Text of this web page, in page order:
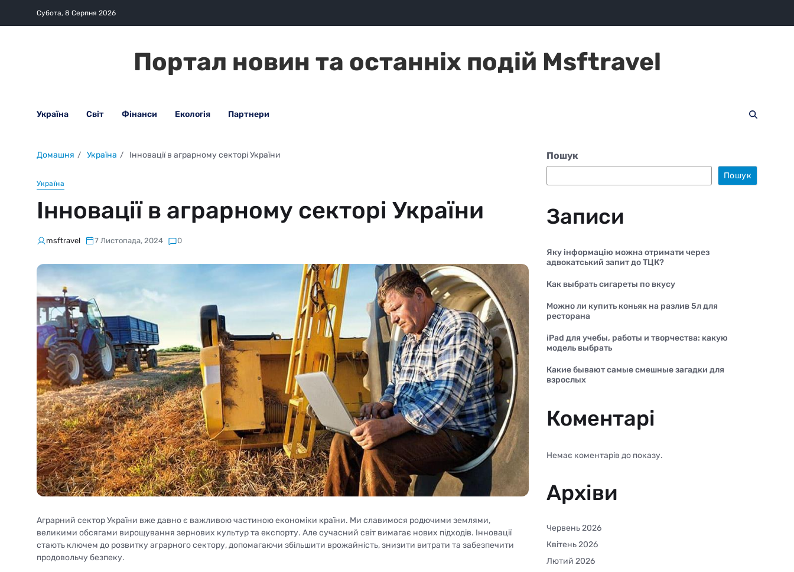
Субота, 8 Серпня 2026
Портал новин та останніх подій Msftravel
Україна Світ Фінанси Екологія Партнери
Домашня Україна Інновації в аграрному секторі України
Україна
Інновації в аграрному секторі України
msftravel 7 Листопада, 2024 0
Аграрний сектор України вже давно є важливою частиною економіки країни. Ми славимося родючими землями,
великими обсягами вирощування зернових культур та експорту. Але сучасний світ вимагає нових підходів. Інновації
стають ключем до розвитку аграрного сектору, допомагаючи збільшити врожайність, знизити витрати та забезпечити
продовольчу безпеку.
Пошук
Пошук
Записи
Яку інформацію можна отримати через
адвокатський запит до ТЦК?
Как выбрать сигареты по вкусу
Можно ли купить коньяк на разлив 5л для
ресторана
iPad для учебы, работы и творчества: какую
модель выбрать
Какие бывают самые смешные загадки для
взрослых
Коментарі
Немає коментарів до показу.
Архіви
Червень 2026
Квітень 2026
Лютий 2026